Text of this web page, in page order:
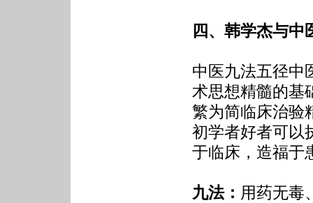
四、韩学杰与中
中医九法五径中
术思想精髓的基
繁为简临床治验
初学者好者可以
于临床，造福于
九法： 用药无毒